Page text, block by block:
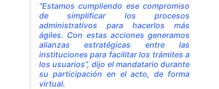
“Estamos cumpliendo ese compromiso
de simplificar los procesos
administrativos para hacerlos más
ágiles. Con estas acciones generamos
alianzas estratégicas entre las
instituciones para facilitar los trámites a
los usuarios”, dijo el mandatario durante
su participación en el acto, de forma
virtual.